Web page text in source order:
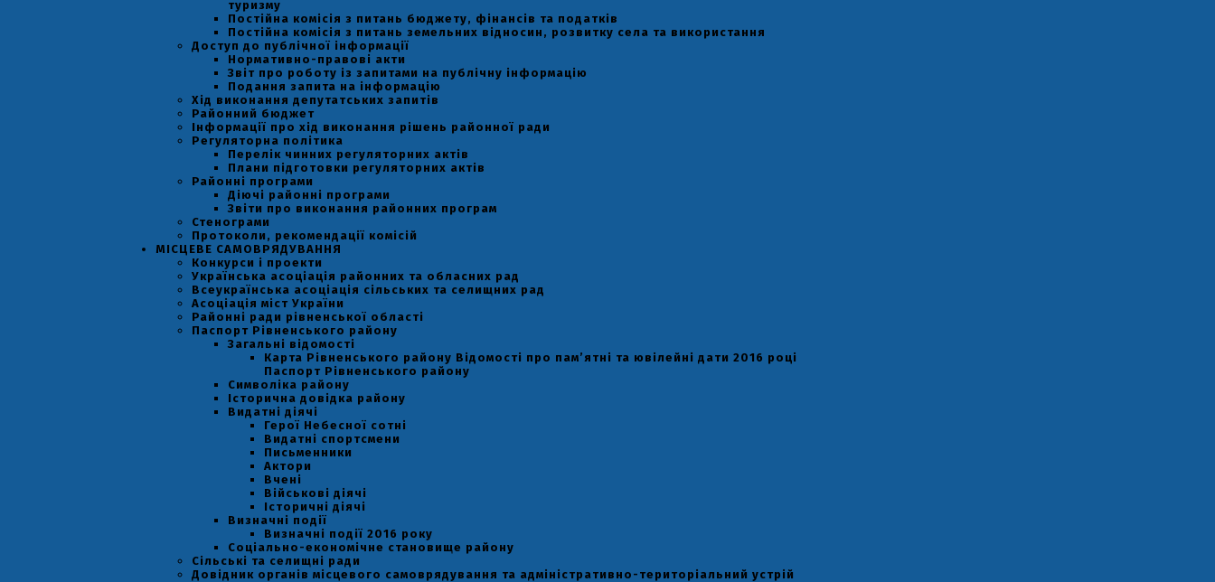
туризму
Постійна комісія з питань бюджету, фінансів та податків
Постійна комісія з питань земельних відносин, розвитку села та використання
Доступ до публічної інформації
Нормативно-правові акти
Звіт про роботу із запитами на публічну інформацію
Подання запита на інформацію
Хід виконання депутатських запитів
Районний бюджет
Інформації про хід виконання рішень районної ради
Регуляторна політика
Перелік чинних регуляторних актів
Плани підготовки регуляторних актів
Районні програми
Діючі районні програми
Звіти про виконання районних програм
Стенограми
Протоколи, рекомендації комісій
МІСЦЕВЕ САМОВРЯДУВАННЯ
Конкурси і проекти
Українська асоціація районних та обласних рад
Всеукраїнська асоціація сільських та селищних рад
Асоціація міст України
Районні ради рівненської області
Паспорт Рівненського району
Загальні відомості
Карта Рівненського району Відомості про пам’ятні та ювілейні дати 2016 році
Паспорт Рівненського району
Символіка району
Історична довідка району
Видатні діячі
Герої Небесної сотні
Видатні спортсмени
Письменники
Актори
Вчені
Військові діячі
Історичні діячі
Визначні події
Визначні події 2016 року
Соціально-економічне становище району
Сільські та селищні ради
Довідник органів місцевого самоврядування та адміністративно-територіальний устрій